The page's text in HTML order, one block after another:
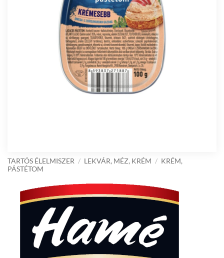
TARTÓS ÉLELMISZER / LEKVÁR, MÉZ, KRÉM / KRÉM,
PÁSTÉTOM